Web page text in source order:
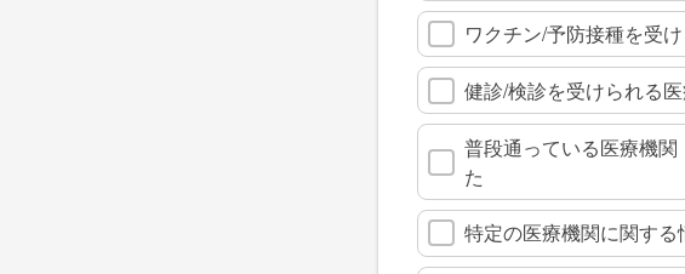
ワクチン/予防接種を受
健診/検診を受けられる
普段通っている医療機
た
特定の医療機関に関す